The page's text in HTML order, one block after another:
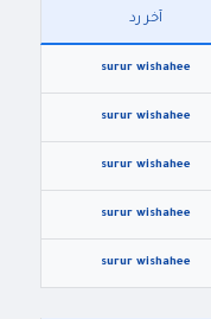
آخر رد
surur wishahee
surur wishahee
surur wishahee
surur wishahee
surur wishahee